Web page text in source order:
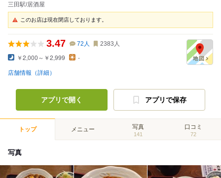
三田駅/居酒屋
このお店は現在閉店しております。
3.47 72 人 2383 人
￥2,000～￥2,999 -
店舗情報（詳細）
アプリで開く アプリで保存
トップ メニュー 写真
141
口コミ
72
写真